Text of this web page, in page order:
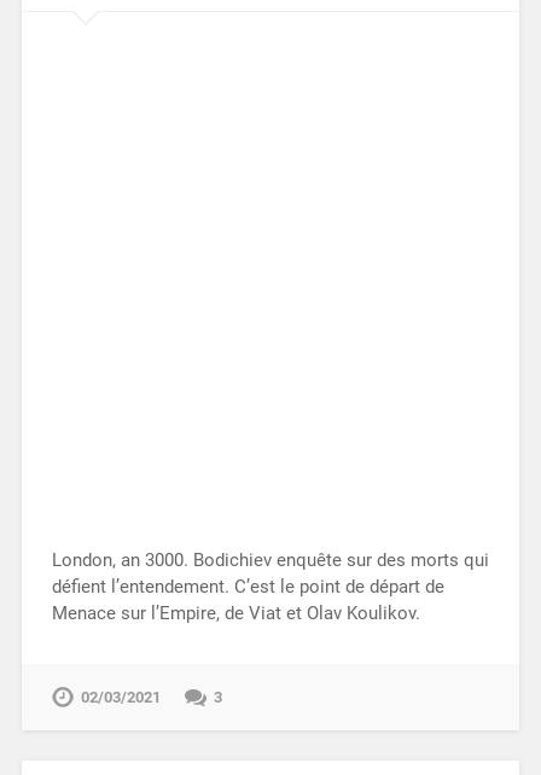
London, an 3000. Bodichiev enquête sur des morts qui
défient l’entendement. C’est le point de départ de
Menace sur l’Empire, de Viat et Olav Koulikov.
02/03/2021 3